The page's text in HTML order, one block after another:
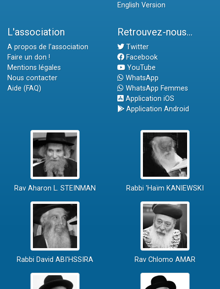
English Version
L'association
A propos de l'association
Faire un don !
Mentions légales
Nous contacter
Aide (FAQ)
Retrouvez-nous...
Twitter
Facebook
YouTube
WhatsApp
WhatsApp Femmes
Application iOS
Application Android
Rav Aharon L. STEINMAN Rabbi 'Haïm KANIEWSKI
Rabbi David ABI'HSSIRA Rav Chlomo AMAR